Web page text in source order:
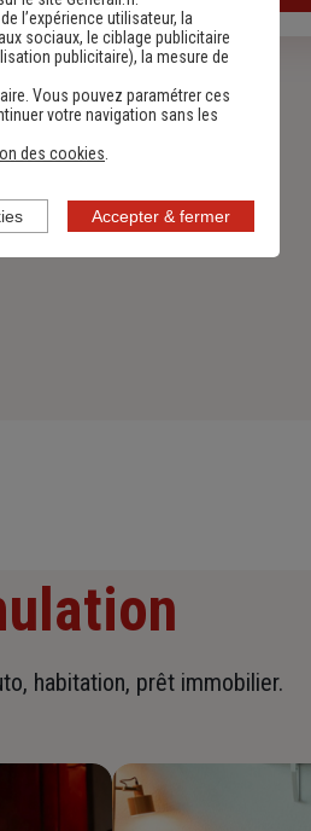
habitation, prêt immobilier.
l’expérience utilisateur, la
sociaux, le ciblage publicitaire
publicitaire), la mesure de
Vous pouvez paramétrer ces
votre navigation sans les
des cookies
Accepter & fermer